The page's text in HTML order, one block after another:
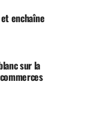
enchaîne
sur la